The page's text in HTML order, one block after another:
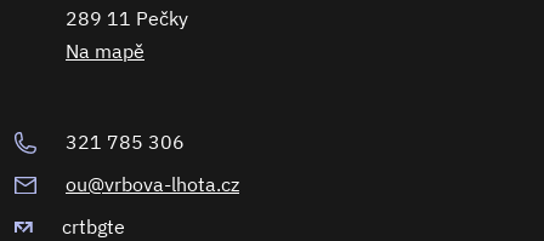
289 11 Pečky
Na mapě
321 785 306
ou@vrbova-lhota.cz
crtbgte